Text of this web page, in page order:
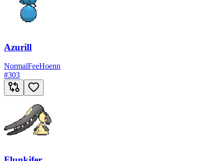
Azurill
NormalFeeHoenn
#303